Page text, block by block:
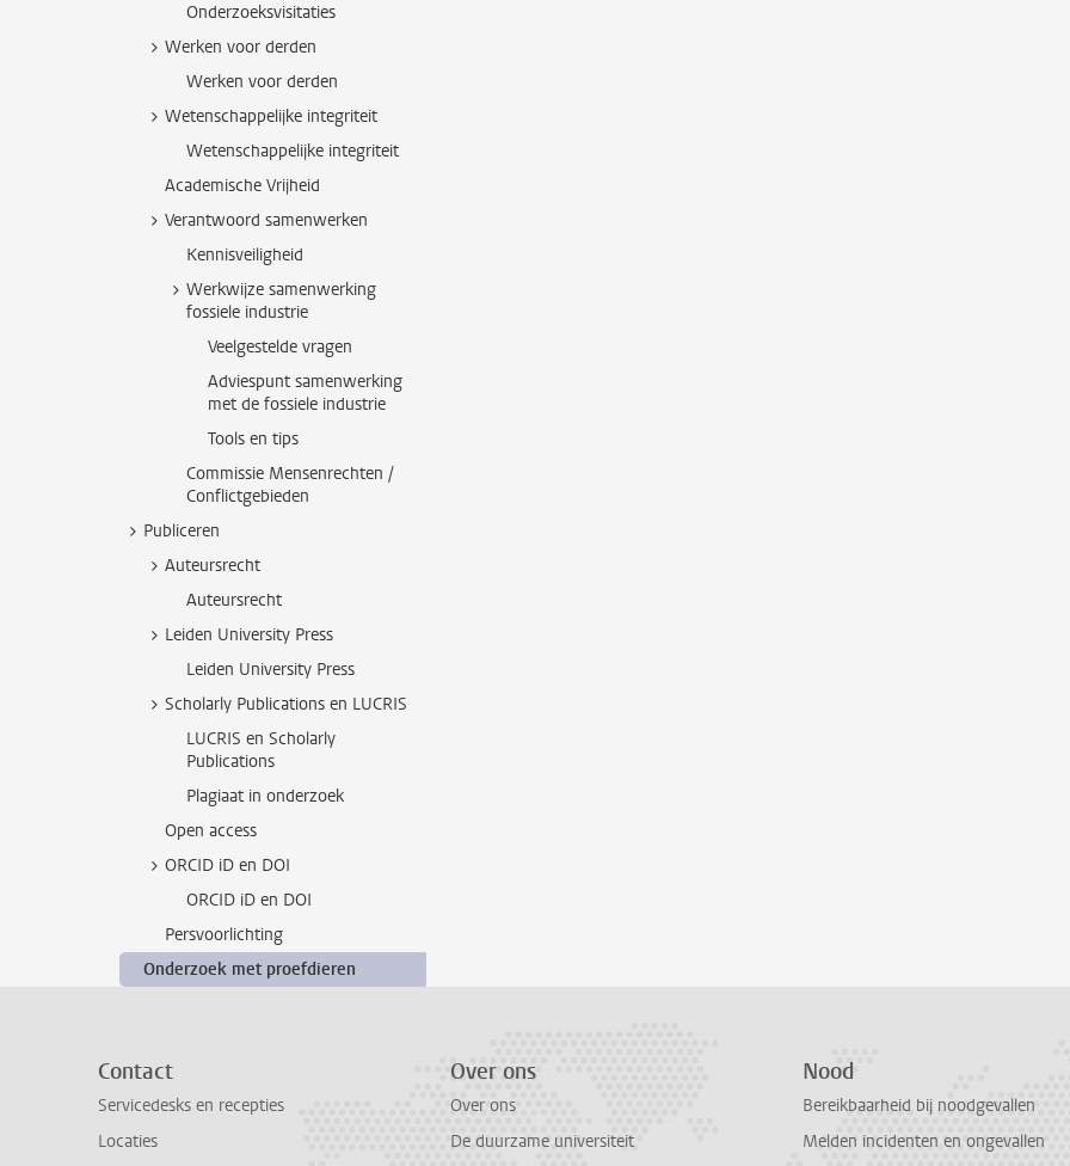
Onderzoeksvisitaties
Werken voor derden
Werken voor derden
Wetenschappelijke integriteit
Wetenschappelijke integriteit
Academische Vrijheid
Verantwoord samenwerken
Kennisveiligheid
Werkwijze samenwerking
fossiele industrie
Veelgestelde vragen
Adviespunt samenwerking
met de fossiele industrie
Tools en tips
Commissie Mensenrechten /
Conflictgebieden
Publiceren
Auteursrecht
Auteursrecht
Leiden University Press
Leiden University Press
Scholarly Publications en LUCRIS
LUCRIS en Scholarly
Publications
Plagiaat in onderzoek
Open access
ORCID iD en DOI
ORCID iD en DOI
Persvoorlichting
Onderzoek met proefdieren
Contact
Servicedesks en recepties
Locaties
Over ons
Over ons
De duurzame universiteit
Nood
Bereikbaarheid bij noodgevallen
Melden incidenten en ongevallen